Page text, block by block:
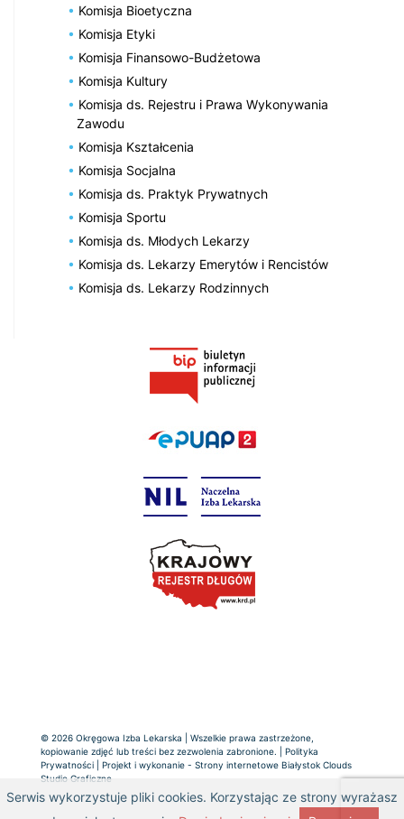
Komisja Bioetyczna
Komisja Etyki
Komisja Finansowo-Budżetowa
Komisja Kultury
Komisja ds. Rejestru i Prawa Wykonywania
Zawodu
Komisja Kształcenia
Komisja Socjalna
Komisja ds. Praktyk Prywatnych
Komisja Sportu
Komisja ds. Młodych Lekarzy
Komisja ds. Lekarzy Emerytów i Rencistów
Komisja ds. Lekarzy Rodzinnych
© 2026 Okręgowa Izba Lekarska | Wszelkie prawa zastrzeżone,
kopiowanie zdjęć lub treści bez zezwolenia zabronione. | Polityka
Prywatności | Projekt i wykonanie - Strony internetowe Białystok Clouds
Studio Graficzne
Serwis wykorzystuje pliki cookies. Korzystając ze strony wyrażasz